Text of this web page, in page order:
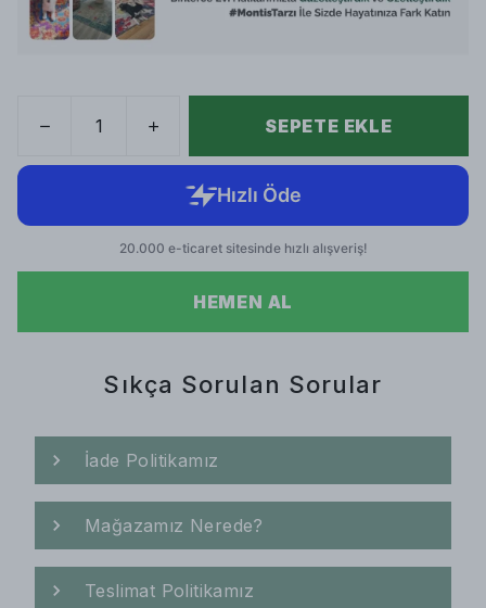
SEPETE EKLE
HEMEN AL
Sıkça Sorulan Sorular
İade Politikamız
Mağazamız Nerede?
Teslimat Politikamız